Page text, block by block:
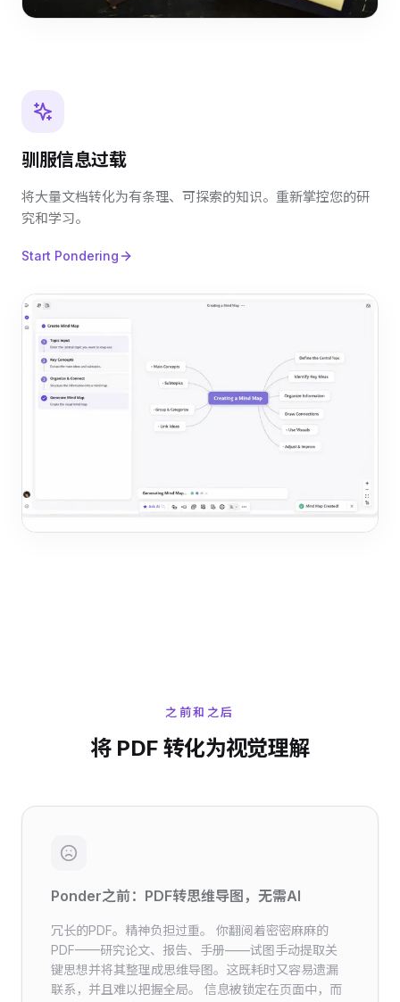
驯服信息过载
将大量文档转化为有条理、可探索的知识。重新掌控您的研
究和学习。
Start Pondering
之前和之后
将 PDF 转化为视觉理解
Ponder之前：PDF转思维导图，无需AI
冗长的PDF。精神负担过重。 你翻阅着密密麻麻的
PDF——研究论文、报告、手册——试图手动提取关
键思想并将其整理成思维导图。这既耗时又容易遗漏
联系，并且难以把握全局。 信息被锁定在页面中，而